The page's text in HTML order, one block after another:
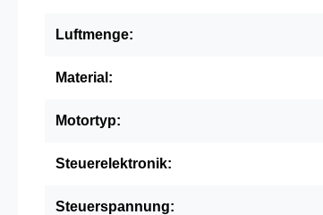
Luftmenge:
Material:
Motortyp:
Steuerelektronik:
Steuerspannung: